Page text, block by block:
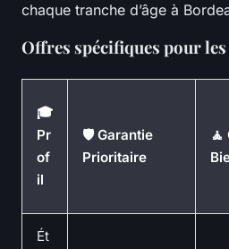
chaque tranche d’âge à
Offres spécifiques pour
🎓
Pr
of
il
🛡 Garantie
Prioritaire
🧘
Ét